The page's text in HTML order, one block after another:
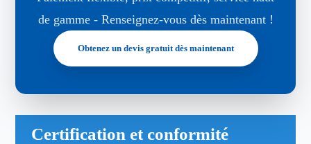
de gamme - Renseignez-vous dès maintenant !
Obtenez un devis gratuit dès maintenant
Certification et conformité